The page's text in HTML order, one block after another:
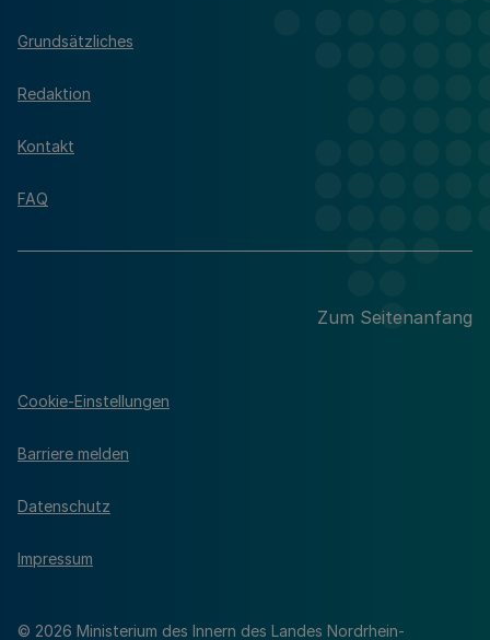
Grundsätzliches
Redaktion
Kontakt
FAQ
Zum Seitenanfang
© 2026 Ministerium des Innern des Landes Nordrhein-
Cookie-Einstellungen
Barriere melden
Datenschutz
Impressum